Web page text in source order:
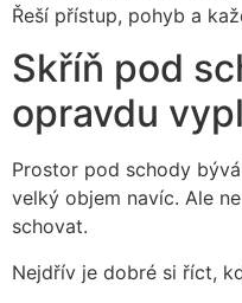
Řeší přístup, pohyb a
Skříň pod
opravdu
Prostor pod schody
velký objem navíc. Ale
schovat.
Nejdřív je dobré si říct,